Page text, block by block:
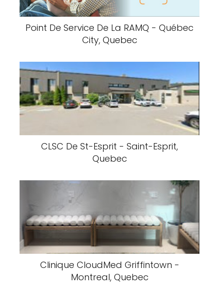
Point De Service De La RAMQ - Québec
City, Quebec
CLSC De St-Esprit - Saint-Esprit,
Quebec
Clinique CloudMed Griffintown -
Montreal, Quebec